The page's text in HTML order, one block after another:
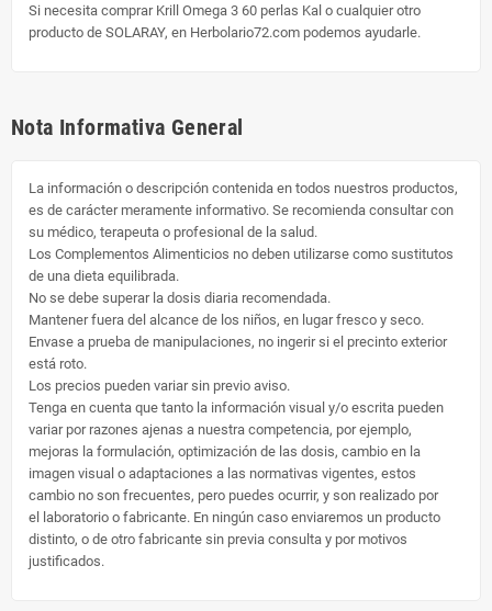
Si necesita comprar Krill Omega 3 60 perlas Kal o cualquier otro
producto de SOLARAY, en Herbolario72.com podemos ayudarle.
Nota Informativa General
La información o descripción contenida en todos nuestros productos,
es de carácter meramente informativo. Se recomienda consultar con
su médico, terapeuta o profesional de la salud.
Los Complementos Alimenticios no deben utilizarse como sustitutos
de una dieta equilibrada.
No se debe superar la dosis diaria recomendada.
Mantener fuera del alcance de los niños, en lugar fresco y seco.
Envase a prueba de manipulaciones, no ingerir si el precinto exterior
está roto.
Los precios pueden variar sin previo aviso.
Tenga en cuenta que tanto la información visual y/o escrita pueden
variar por razones ajenas a nuestra competencia, por ejemplo,
mejoras la formulación, optimización de las dosis, cambio en la
imagen visual o adaptaciones a las normativas vigentes, estos
cambio no son frecuentes, pero puedes ocurrir, y son realizado por
el laboratorio o fabricante. En ningún caso enviaremos un producto
distinto, o de otro fabricante sin previa consulta y por motivos
justificados.